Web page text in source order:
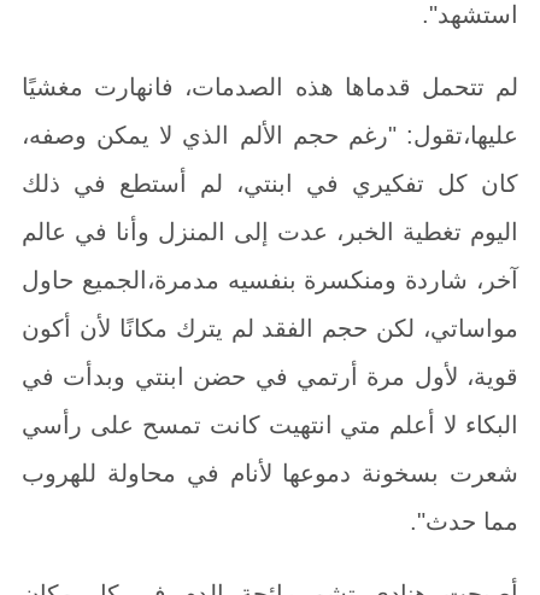
استشهد".
لم تتحمل قدماها هذه الصدمات، فانهارت مغشيًا
عليها،تقول: "رغم حجم الألم الذي لا يمكن وصفه،
كان كل تفكيري في ابنتي، لم أستطع في ذلك
اليوم تغطية الخبر، عدت إلى المنزل وأنا في عالم
آخر، شاردة ومنكسرة بنفسيه مدمرة،الجميع حاول
مواساتي، لكن حجم الفقد لم يترك مكانًا لأن أكون
قوية، لأول مرة أرتمي في حضن ابنتي وبدأت في
البكاء لا أعلم متي انتهيت كانت تمسح على رأسي
شعرت بسخونة دموعها لأنام في محاولة للهروب
مما حدث".